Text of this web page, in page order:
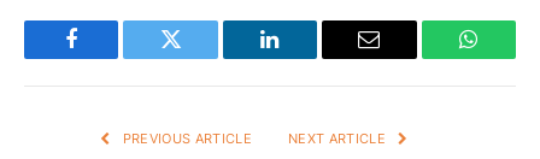
Facebook Twitter LinkedIn Email
PREVIOUS ARTICLE NEXT ARTICLE